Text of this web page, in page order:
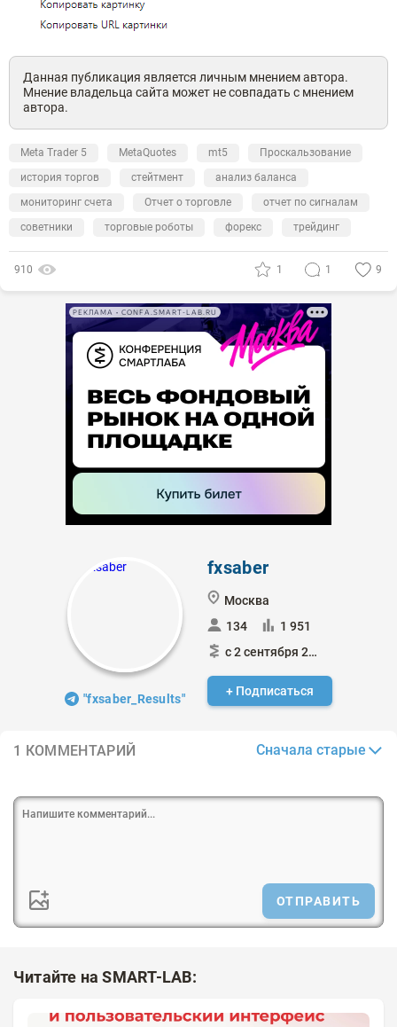
Данная публикация является личным мнением автора.
Мнение владельца сайта может не совпадать с мнением
автора.
Meta Trader 5 MetaQuotes mt5
Проскальзование
история торгов
стейтмент
анализ баланса
мониторинг счета
Отчет о торговле
отчет по сигналам
советники
торговые роботы форекс трейдинг
910 1 1 9
РЕКЛАМА • CONFA.SMART-LAB.RU
"fxsaber_Results"
fxsaber
Москва
134
1 951
с 2 сентября 2019
+ Подписаться
1 КОММЕНТАРИЙ Сначала старые
ОТПРАВИТЬ
Читайте на SMART-LAB: